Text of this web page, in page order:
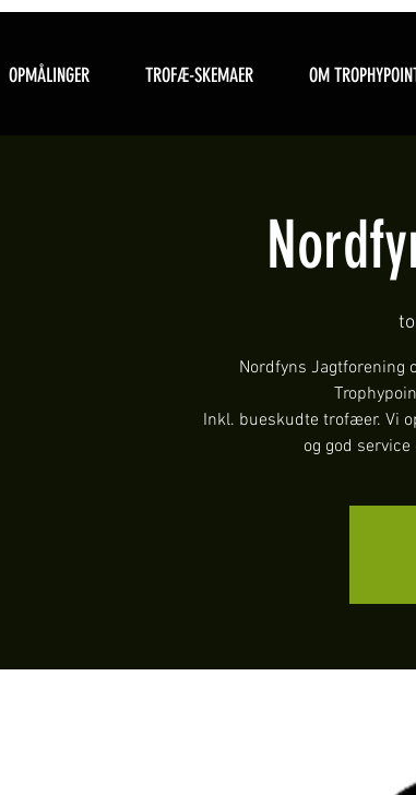
OPMÅLINGER TROFÆ-SKEMAER OM
Nordfyns Jagtforening
Inkl. bueskudte trofæer. Vi